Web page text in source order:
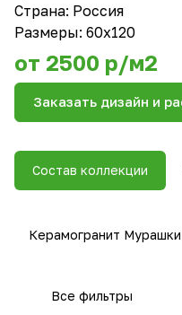
Страна: Россия
Размеры: 60х120
от 2500 р/м2
Заказать дизайн и
Состав коллекции
Керамогранит
Все фильтры